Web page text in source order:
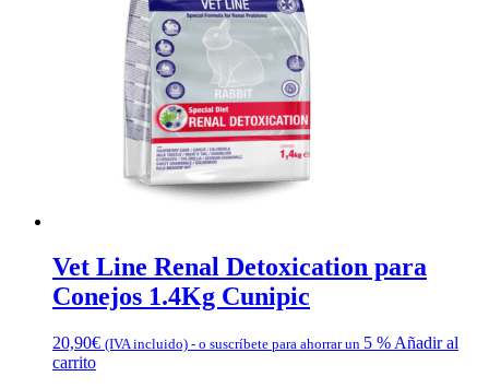
Vet Line Renal Detoxication para
Conejos 1.4Kg Cunipic
20,90€ (IVA incluido) - o suscríbete para ahorrar un 5 % Añadir al
carrito